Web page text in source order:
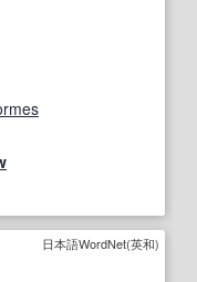
日本語WordNet(英和)